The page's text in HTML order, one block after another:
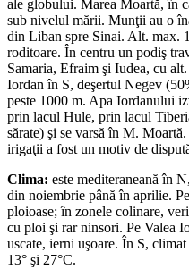
ale globului. Marea Moartă, în
sub nivelul mării. Munţii au o
din Liban spre Sinai. Alt. max.
roditoare. În centru un podiş
Samaria, Efraim şi Iudea, cu
Iordan în S, deşertul Negev
peste 1000 m. Apa Iordanu­lui
prin lacul Hule, prin lacul
sărate) şi se varsă în M.
irigaţii a fost un motiv de
Clima: este mediteraneană în
din noiembrie până în aprilie.
ploioase; în zonele colinare,
cu ploi şi rar ninsori. Pe Valea
uscate, ierni uşoare. În S,
13° şi 27°C.